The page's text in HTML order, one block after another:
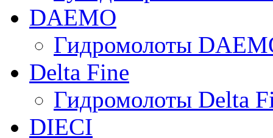
DAEMO
Гидромолоты
Delta Fine
Гидромолоты Delta
DIECI